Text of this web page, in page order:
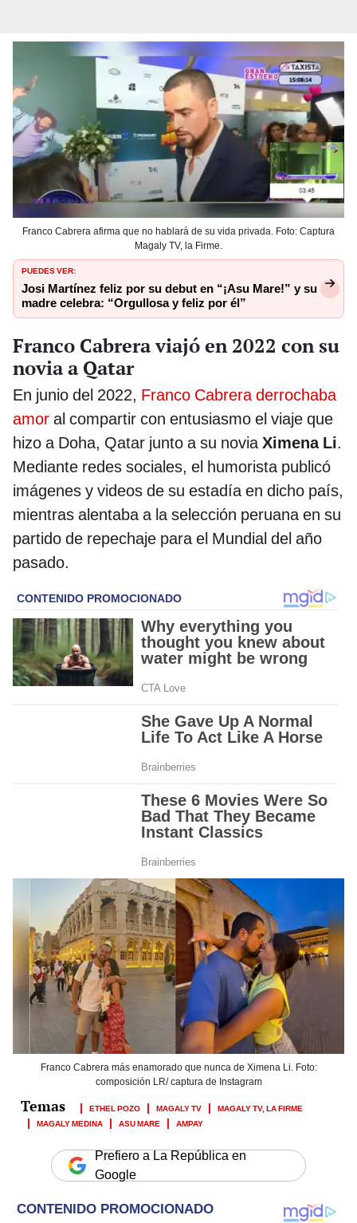
Franco Cabrera afirma que no hablará de su vida privada. Foto: Captura
Magaly TV, la Firme.
PUEDES VER:
Josi Martínez feliz por su debut en “¡Asu Mare!” y su
madre celebra: “Orgullosa y feliz por él”
Franco Cabrera viajó en 2022 con su
novia a Qatar
En junio del 2022, Franco Cabrera derrochaba
amor al compartir con entusiasmo el viaje que
hizo a Doha, Qatar junto a su novia Ximena Li.
Mediante redes sociales, el humorista publicó
imágenes y videos de su estadía en dicho país,
mientras alentaba a la selección peruana en su
partido de repechaje para el Mundial del año
pasado.
Franco Cabrera más enamorado que nunca de Ximena Li. Foto:
composición LR/ captura de Instagram
ETHEL POZO MAGALY TV
MAGALY TV, LA FIRME
MAGALY MEDINA
ASU MARE AMPAY
Prefiero a La República en
Google